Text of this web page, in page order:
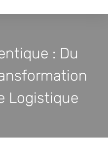
: Du
Logistique